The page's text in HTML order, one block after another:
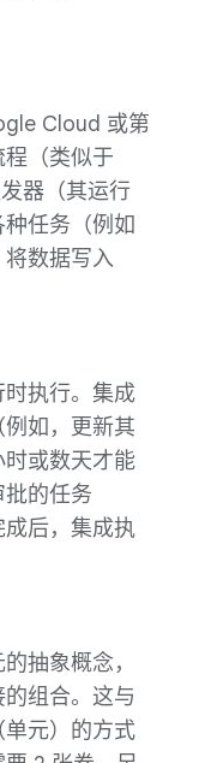
Cloud 或第
（类似于
器（其运行
任务（例如
数据写入
执行。集成
如，更新其
或数天才能
的任务
后，集成执
抽象概念，
组合。这与
元）的方式